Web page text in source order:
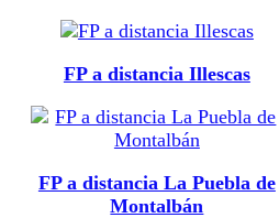
FP a distancia Illescas
FP a distancia La Puebla de
Montalbán